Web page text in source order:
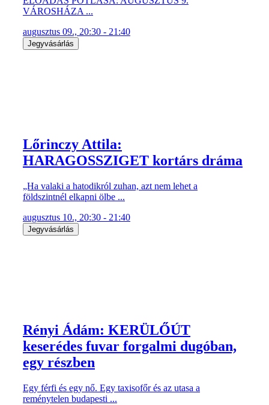
VÁROSHÁZA ...
augusztus 09., 20:30 - 21:40
Jegyvásárlás
Lőrinczy Attila:
HARAGOSSZIGET kortárs dráma
„Ha valaki a hatodikról zuhan, azt nem lehet a
földszintnél elkapni ölbe ...
augusztus 10., 20:30 - 21:40
Jegyvásárlás
Rényi Ádám: KERÜLŐÚT
keserédes fuvar forgalmi dugóban,
egy részben
Egy férfi és egy nő. Egy taxisofőr és az utasa a
reménytelen budapesti ...